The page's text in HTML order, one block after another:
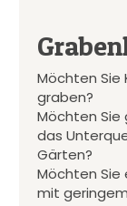
Möchten Sie
graben?
Möchten
das
Gärten?
Möchten Sie
mit